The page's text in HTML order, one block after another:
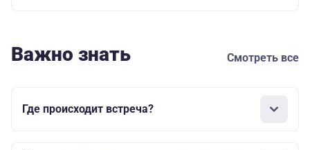
Важно знать Смотреть все
Где происходит встреча?